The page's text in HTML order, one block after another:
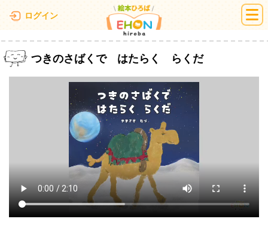
ログイン 絵本ひろば
つきのさばくで はたらく らくだ